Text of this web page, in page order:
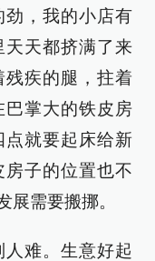
劲，我的小店有
天天都挤满了来
残疾的腿，拄着
巴掌大的铁皮房
点就要起床给新
子的位置也不
展需要搬挪。
难。生意好起